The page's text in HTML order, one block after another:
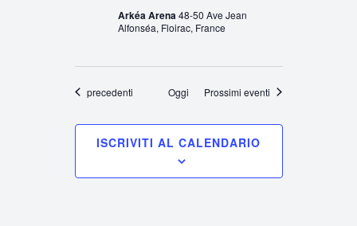
Arkéa Arena48-50 Ave Jean
Alfonséa, Floirac, France
Eventi
precedenti Oggi Prossimi eventi
ISCRIVITI AL CALENDARIO